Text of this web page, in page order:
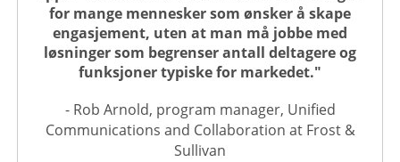
for mange mennesker som ønsker å skape
engasjement, uten at man må jobbe med
løsninger som begrenser antall deltagere og
funksjoner typiske for markedet."
- Rob Arnold, program manager, Unified
Communications and Collaboration at Frost &
Sullivan